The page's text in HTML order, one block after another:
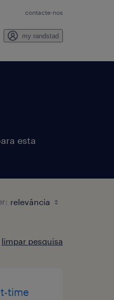
contacte-nos
my randstad
esta
limpar pesquisa
time